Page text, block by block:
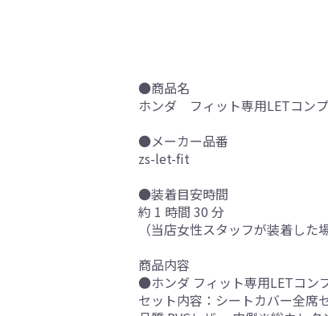
●商品名
ホンダ フィット専用LETコン
●メーカー品番
zs-let-fit
●装着目安時間
約 1 時間 30 分
（当店女性スタッフが装着した
商品内容
●ホンダ フィット専用LETコン
セット内容：シートカバー全席